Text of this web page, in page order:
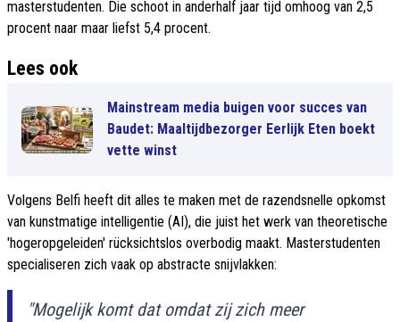
masterstudenten. Die schoot in anderhalf jaar tijd omhoog van 2,5
procent naar maar liefst 5,4 procent.
Lees ook
Mainstream media buigen voor succes van
Baudet: Maaltijdbezorger Eerlijk Eten boekt
vette winst
Volgens Belfi heeft dit alles te maken met de razendsnelle opkomst
van kunstmatige intelligentie (AI), die juist het werk van theoretische
'hogeropgeleiden' rücksichtslos overbodig maakt. Masterstudenten
specialiseren zich vaak op abstracte snijvlakken:
"Mogelijk komt dat omdat zij zich meer